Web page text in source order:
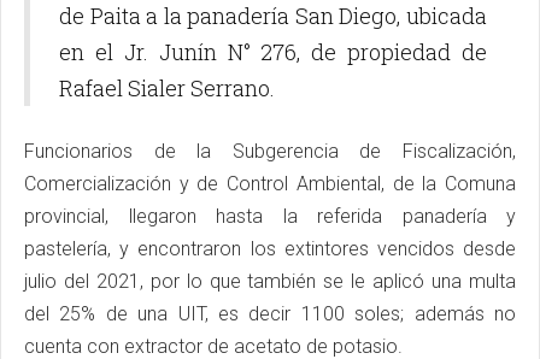
de Paita a la panadería San Diego, ubicada
en el Jr. Junín N° 276, de propiedad de
Rafael Sialer Serrano.
Funcionarios de la Subgerencia de Fiscalización,
Comercialización y de Control Ambiental, de la Comuna
provincial, llegaron hasta la referida panadería y
pastelería, y encontraron los extintores vencidos desde
julio del 2021, por lo que también se le aplicó una multa
del 25% de una UIT, es decir 1100 soles; además no
cuenta con extractor de acetato de potasio.